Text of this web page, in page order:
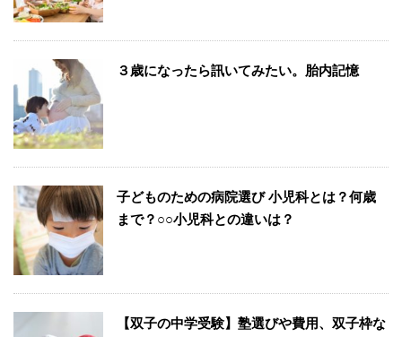
３歳になったら訊いてみたい。胎内記憶
子どものための病院選び 小児科とは？何歳
まで？○○小児科との違いは？
【双子の中学受験】塾選びや費用、双子枠な